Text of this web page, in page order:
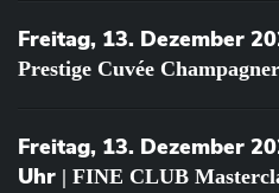
Freitag, 13. Dezember
Prestige Cuvée
Freitag, 13. Dezember
Uhr | FINE CLUB